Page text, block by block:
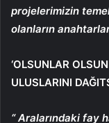
projelerimizin
olanların
‘OLSUNLAR
ULUSLARINI
“ Aralarındaki fay